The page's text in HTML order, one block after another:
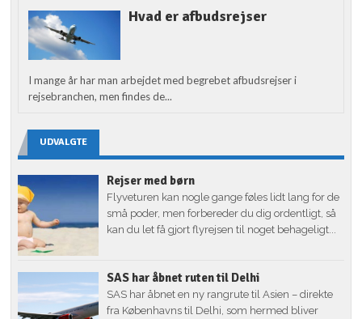
Hvad er afbudsrejser
I mange år har man arbejdet med begrebet afbudsrejser i
rejsebranchen, men findes de...
UDVALGTE
Rejser med børn
Flyveturen kan nogle gange føles lidt lang for de
små poder, men forbereder du dig ordentligt, så
kan du let få gjort flyrejsen til noget behageligt...
SAS har åbnet ruten til Delhi
SAS har åbnet en ny rangrute til Asien – direkte
fra Københavns til Delhi, som hermed bliver